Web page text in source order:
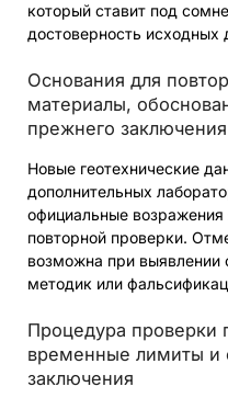
который ставит под
достоверность исходных
Основания для
материалы,
прежнего заключения
Новые геотехнические
дополнительных
официальные
повторной проверки.
возможна при
методик или
Процедура проверки
временные лимиты и
заключения